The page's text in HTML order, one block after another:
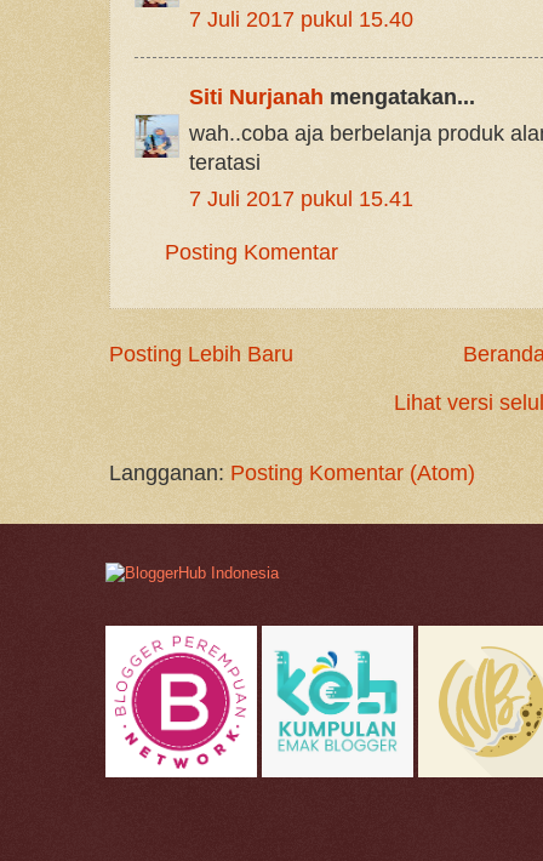
7 Juli 2017 pukul 15.40
Siti Nurjanah mengatakan...
wah..coba aja berbelanja produk
teratasi
7 Juli 2017 pukul 15.41
Posting Komentar
Posting Lebih Baru
Lihat versi
Langganan: Posting Komentar (Atom)